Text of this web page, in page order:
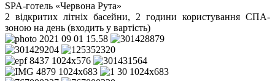
SPA-готель «Червона Рута»
2 відкритих літніх басейни, 2 години користування СПА-
зоною на день (входить у вартість)